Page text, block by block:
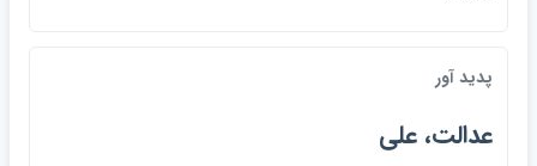
پديد آور
عدالت، علي